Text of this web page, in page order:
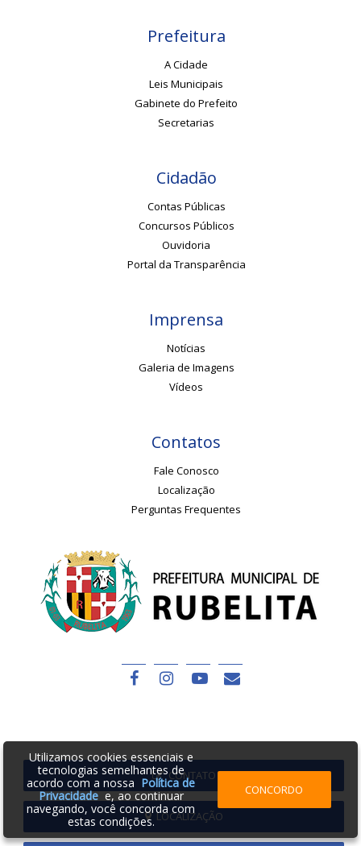
Prefeitura
A Cidade
Leis Municipais
Gabinete do Prefeito
Secretarias
Cidadão
Contas Públicas
Concursos Públicos
Ouvidoria
Portal da Transparência
Imprensa
Notícias
Galeria de Imagens
Vídeos
Contatos
Fale Conosco
Localização
Perguntas Frequentes
CONTATO
LOCALIZAÇÃO
Utilizamos cookies essenciais e
tecnologias semelhantes de
acordo com a nossa Política de
Privacidadee, ao continuar
navegando, você concorda com
estas condições.
CONCORDO